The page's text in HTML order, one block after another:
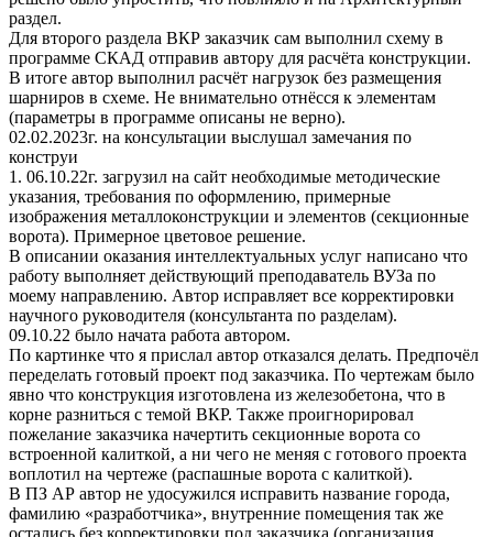
раздел.
Для второго раздела ВКР заказчик сам выполнил схему в
программе СКАД отправив автору для расчёта конструкции.
В итоге автор выполнил расчёт нагрузок без размещения
шарниров в схеме. Не внимательно отнёсся к элементам
(параметры в программе описаны не верно).
02.02.2023г. на консультации выслушал замечания по
конструи
1. 06.10.22г. загрузил на сайт необходимые методические
указания, требования по оформлению, примерные
изображения металлоконструкции и элементов (секционные
ворота). Примерное цветовое решение.
В описании оказания интеллектуальных услуг написано что
работу выполняет действующий преподаватель ВУЗа по
моему направлению. Автор исправляет все корректировки
научного руководителя (консультанта по разделам).
09.10.22 было начата работа автором.
По картинке что я прислал автор отказался делать. Предпочёл
переделать готовый проект под заказчика. По чертежам было
явно что конструкция изготовлена из железобетона, что в
корне разниться с темой ВКР. Также проигнорировал
пожелание заказчика начертить секционные ворота со
встроенной калиткой, а ни чего не меняя с готового проекта
воплотил на чертеже (распашные ворота с калиткой).
В ПЗ АР автор не удосужился исправить название города,
фамилию «разработчика», внутренние помещения так же